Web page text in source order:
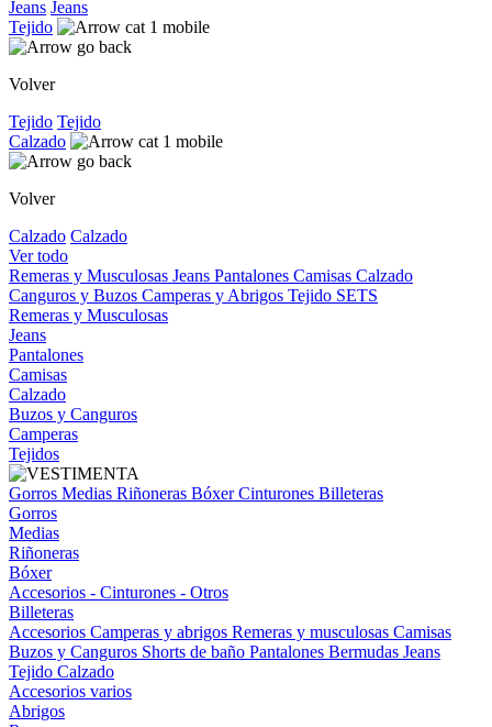
Jeans Jeans
Tejido
Volver
Tejido Tejido
Calzado
Volver
Calzado Calzado
Ver todo
Remeras y Musculosas Jeans Pantalones Camisas Calzado
Canguros y Buzos Camperas y Abrigos Tejido SETS
Remeras y Musculosas
Jeans
Pantalones
Camisas
Calzado
Buzos y Canguros
Camperas
Tejidos
Gorros Medias Riñoneras BóxerCinturones Billeteras
Gorros
Medias
Riñoneras
Bóxer
Accesorios - Cinturones - Otros
Billeteras
Accesorios Camperas y abrigos Remeras y musculosas Camisas
Buzos y Canguros Shorts de baño Pantalones Bermudas Jeans
Tejido Calzado
Accesorios varios
Abrigos